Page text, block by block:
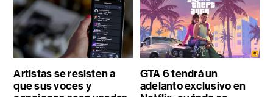
Artistas se resisten a
que sus voces y
GTA 6 tendrá un
adelanto exclusivo en